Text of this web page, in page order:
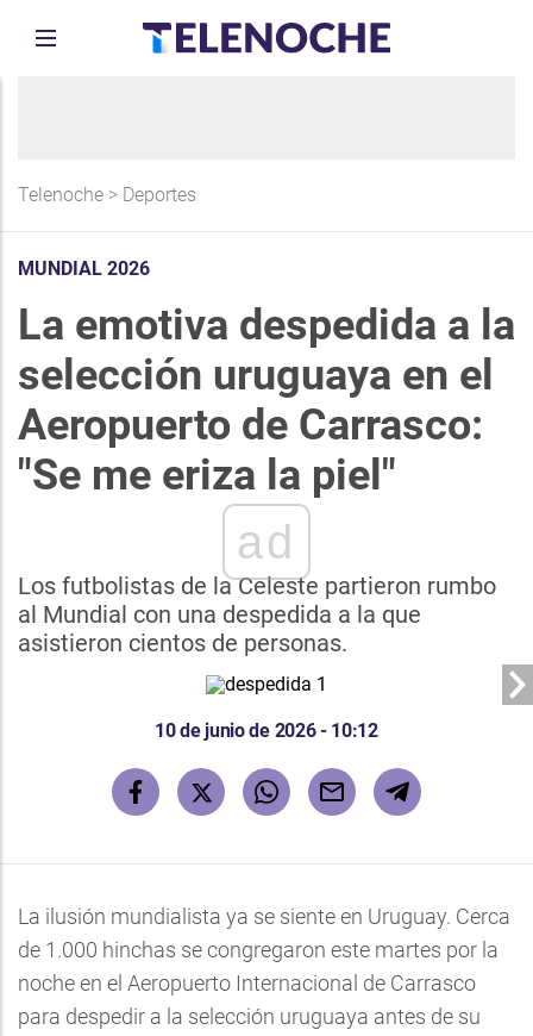
Telenoche > Deportes
MUNDIAL 2026
La emotiva despedida a la
selección uruguaya en el
Aeropuerto de Carrasco:
"Se me eriza la piel"
ad
Los futbolistas de la Celeste partieron rumbo
al Mundial con una despedida a la que
asistieron cientos de personas.
10 de junio de 2026 - 10:12
La ilusión mundialista ya se siente en Uruguay. Cerca
de 1.000 hinchas se congregaron este martes por la
noche en el Aeropuerto Internacional de Carrasco
para despedir a la selección uruguaya antes de su